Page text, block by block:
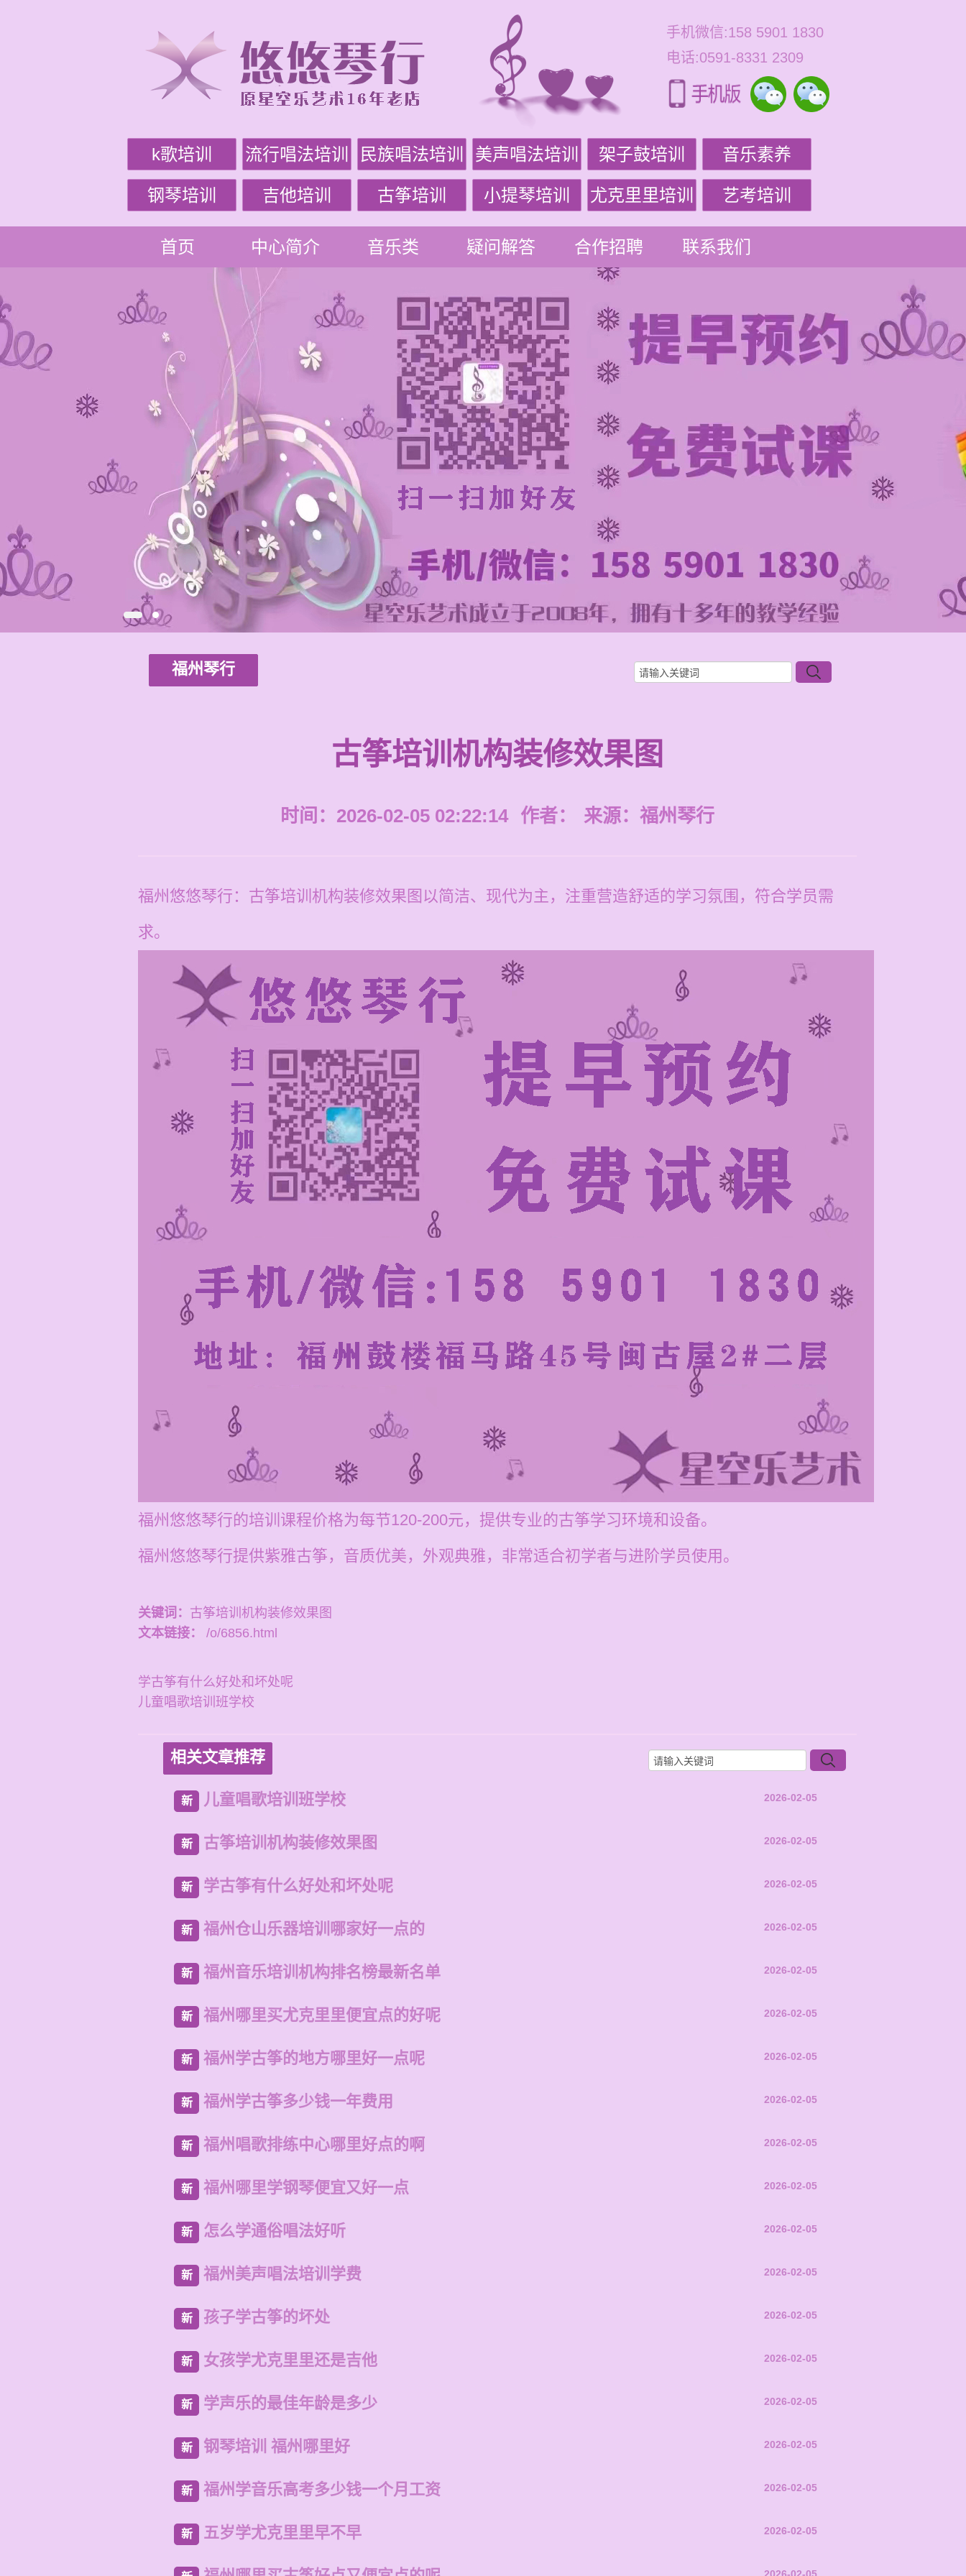
手机微信:158 5901 1830
电话:0591-8331 2309
k歌培训 流行唱法培训 民族唱法培训 美声唱法培训 架子鼓培训 音乐素养
钢琴培训 吉他培训 古筝培训 小提琴培训 尤克里里培训 艺考培训
首页 中心简介 音乐类 疑问解答 合作招聘 联系我们
福州琴行
古筝培训机构装修效果图
时间：2026-02-05 02:22:14 作者： 来源： 福州琴行
福州悠悠琴行：古筝培训机构装修效果图以简洁、现代为主，注重营造舒适的学习氛围，符合学员需
求。
福州悠悠琴行的培训课程价格为每节120-200元，提供专业的古筝学习环境和设备。
福州悠悠琴行提供紫雅古筝，音质优美，外观典雅，非常适合初学者与进阶学员使用。
关键词： 古筝培训机构装修效果图
文本链接：
/o/6856.html
学古筝有什么好处和坏处呢
儿童唱歌培训班学校
相关文章推荐
新 儿童唱歌培训班学校 2026-02-05
新 古筝培训机构装修效果图 2026-02-05
新 学古筝有什么好处和坏处呢 2026-02-05
新 福州仓山乐器培训哪家好一点的 2026-02-05
新 福州音乐培训机构排名榜最新名单 2026-02-05
新 福州哪里买尤克里里便宜点的好呢 2026-02-05
新 福州学古筝的地方哪里好一点呢 2026-02-05
新 福州学古筝多少钱一年费用 2026-02-05
新 福州唱歌排练中心哪里好点的啊 2026-02-05
新 福州哪里学钢琴便宜又好一点 2026-02-05
新 怎么学通俗唱法好听 2026-02-05
新 福州美声唱法培训学费 2026-02-05
新 孩子学古筝的坏处 2026-02-05
新 女孩学尤克里里还是吉他 2026-02-05
新 学声乐的最佳年龄是多少 2026-02-05
新 钢琴培训 福州哪里好 2026-02-05
新 福州学音乐高考多少钱一个月工资 2026-02-05
新 五岁学尤克里里早不早 2026-02-05